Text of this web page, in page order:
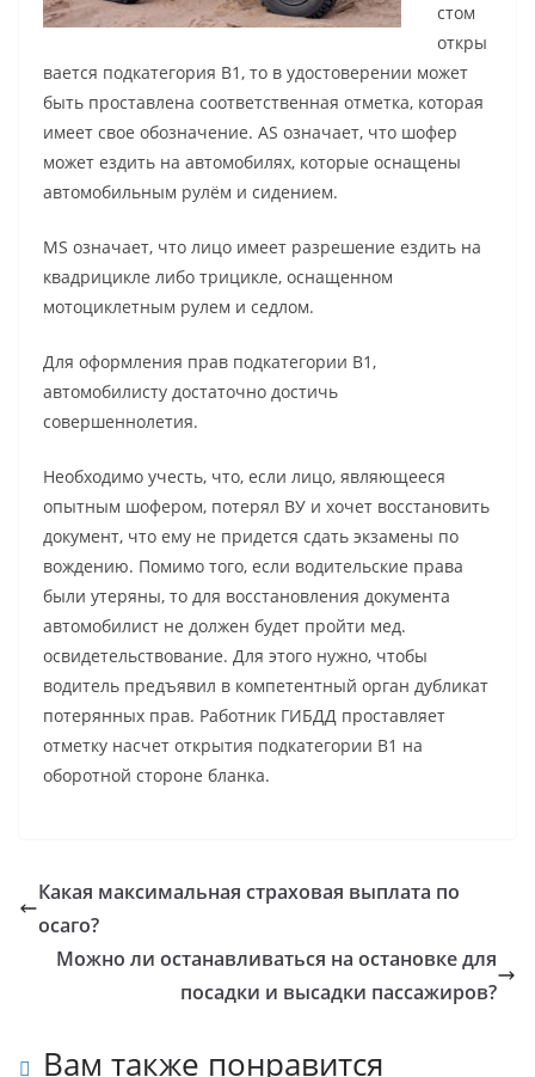
стом
откры
вается подкатегория В1, то в удостоверении может
быть проставлена соответственная отметка, которая
имеет свое обозначение. AS означает, что шофер
может ездить на автомобилях, которые оснащены
автомобильным рулём и сидением.
MS означает, что лицо имеет разрешение ездить на
квадрицикле либо трицикле, оснащенном
мотоциклетным рулем и седлом.
Для оформления прав подкатегории В1,
автомобилисту достаточно достичь
совершеннолетия.
Необходимо учесть, что, если лицо, являющееся
опытным шофером, потерял ВУ и хочет восстановить
документ, что ему не придется сдать экзамены по
вождению. Помимо того, если водительские права
были утеряны, то для восстановления документа
автомобилист не должен будет пройти мед.
освидетельствование. Для этого нужно, чтобы
водитель предъявил в компетентный орган дубликат
потерянных прав. Работник ГИБДД проставляет
отметку насчет открытия подкатегории В1 на
оборотной стороне бланка.
Какая максимальная страховая выплата по
осаго?
Можно ли останавливаться на остановке для
посадки и высадки пассажиров?
Вам также понравится